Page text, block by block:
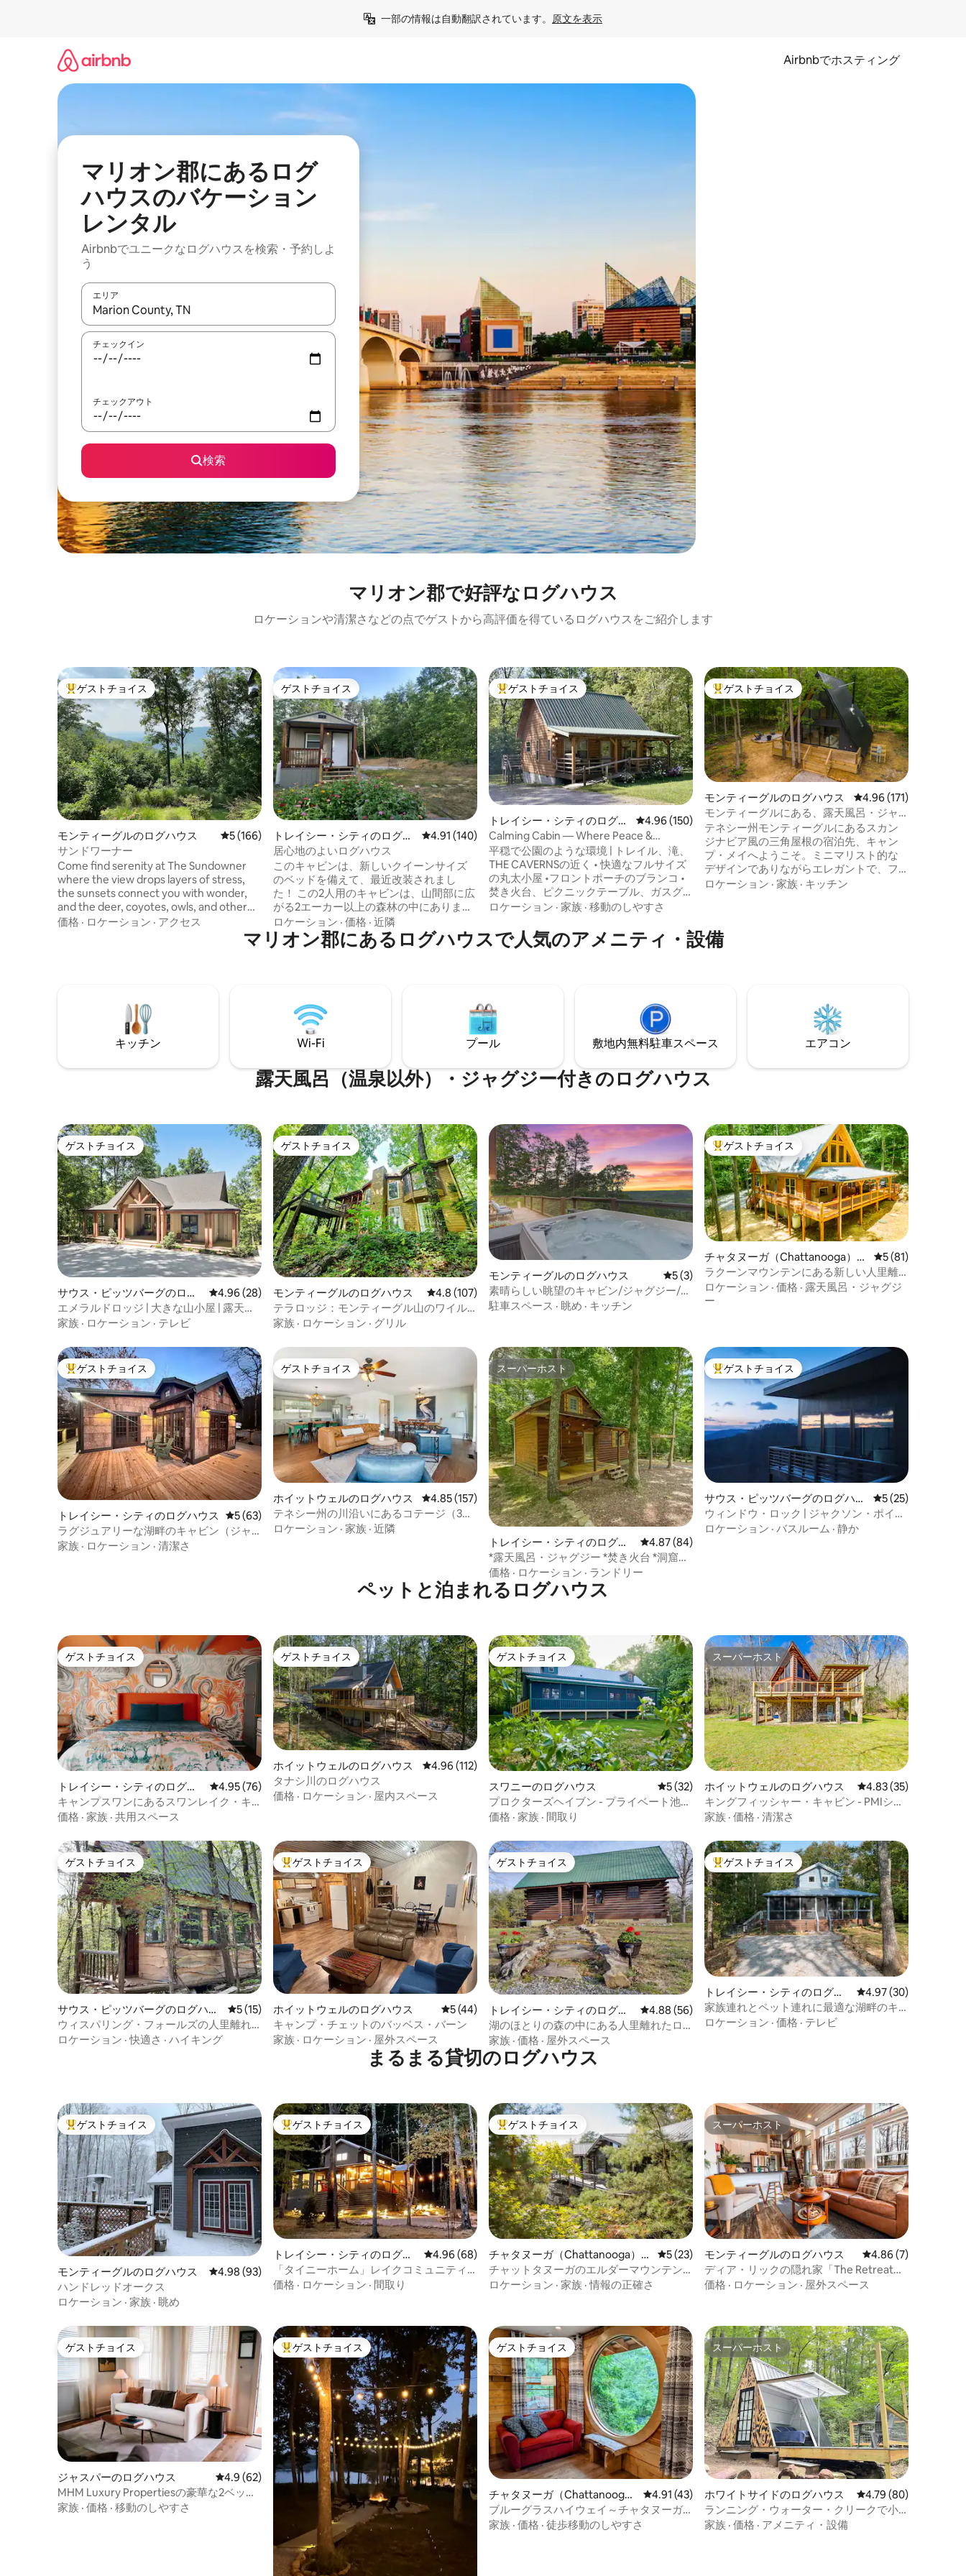
一部の情報は自動翻訳されています。 原文を表示
Airbnbでホスティング
マリオン郡にあるログ
ハウスのバケーション
レンタル
Airbnbでユニークなログハウスを検索・予約しよ
う
エリア
検索結果が表示されたら、上下の矢印キーを使って移動するか、画面をタッチまたはスワイプして検索結果を確認することができます。
チェックイン
チェックアウト
検索
マリオン郡で好評なログハウス
ロケーションや清潔さなどの点でゲストから高評価を得ているログハウスをご紹介します
大好評のゲストチョイスです。
ゲストチョイス
モンティーグルのログハウス レビュー166件、5つ星中5つ星の平均評価
5 (166)
サンドワーナー
Come find serenity at The Sundowner
where the view drops layers of stress,
the sunsets connect you with wonder,
and the deer, coyotes, owls, and other
denizens reconnect you to nature. The
Grill, firepit, washer/dryer. 20 min to The
master in loft. Toxin free.
価格 · ロケーション · アクセス
ゲストチョイス
ゲストチョイス
トレイシー・シティのログハ
ウス
レビュー140件、5つ星中4.91つ星の平均評価
4.91 (140)
居心地のよいログハウス
このキャビンは、新しいクイーンサイズ
のベッドを備えて、最近改装されまし
た！ この2人用のキャビンは、山間部に広
がる2エーカー以上の森林の中にありま
す。 このエリアには無限のハイキングト
レイルがあります... グランディ湖は丘の
すぐ下にあります... この250平方フィート
きな部屋にあります。バスルームにはシ
ャワーとトイレがあります。 Wi-Fiアクセ
スとパティオが含まれています。 （チェ
ックイン/チェックアウト時間はCST）洞
しています。申し訳ありません。
ロケーション · 価格 · 近隣
大好評のゲストチョイスです。
ゲストチョイス
トレイシー・シティのログハ
ウス
レビュー150件、5つ星中4.96つ星の平均評価
4.96 (150)
Calming Cabin — Where Peace &
Relaxation Meet You
平穏で公園のような環境 | トレイル、滝、
THE CAVERNSの近く • 快適なフルサイズ
の丸太小屋 •フロントポーチのブランコ •
焚き火台、ピクニックテーブル、ガスグ
リル • 作業員向けのお得な平日料金 • コー
グが近くにあります。 • 便利なアメニテ
ィ・設備 • 1GBインターネット/Wi-Fi •フル
ー大学から15分 • 専用駐車場、RV/ハウラ
ー用スペース • 親しみやすさと食事が近く
に
ロケーション · 家族 · 移動のしやすさ
大好評のゲストチョイスです。
ゲストチョイス
モンティーグルのログハウス レビュー171件、5つ
4.96 (171)
モンティーグルにある、露天風呂・ジャ
グジー付きのモダンな三角屋根のログハ
ウス
テネシー州モンティーグルにあるスカン
ジナビア風の三角屋根の宿泊先、キャン
プ・メイへようこそ。ミニマリスト的な
デザインでありながらエレガントで、フ
ァイアリー・ギザードのハイキングトレ
たりできます。環境に配慮した旅行者の
ために、電気自動車の充電器をご用意し
さい。このリトリートは、静かな環境の
中で贅沢さと自然を調和させています。
ロケーション · 家族 · キッチン
マリオン郡にあるログハウスで人気のアメニティ・設備
キッチン Wi-Fi プール 敷地内無料駐⁠車ス⁠ペ⁠ー⁠ス エアコン
露天風呂（温泉以外）・ジャグジー付きのログハウス
ゲストチョイス
ゲストチョイス
サウス・ピッツバーグのログ
ハウス
レビュー28件、5つ星中4.96つ星の平均評価
4.96 (28)
エメラルドロッジ | 大きな山小屋 | 露天風
呂・ジャグジー＋眺め
家族 · ロケーション · テレビ
ゲストチョイス
ゲストチョイス
モンティーグルのログハウス レビュー107件、5つ星中4.8つ星の平均評価
4.8 (107)
テラロッジ：モンティーグル山のワイル
ドラグジュアリー
家族 · ロケーション · グリル
モンティーグルのログハウス レビュー3件、5つ星中5つ星の平均評価
5 (3)
素晴らしい眺望のキャビン/ジャグジー/焚
き火台/近くに湖
駐車スペース · 眺め · キッチン
大好評のゲストチョイスです。
ゲストチョイス
チャタヌーガ（Chattanooga）の
ログハウス
レビュー81件、5
5 (81)
ラクーンマウンテンにある新しい人里離
れたログハウス
ロケーション · 価格 · 露天風呂・ジャグジ
ー
大好評のゲストチョイスです。
ゲストチョイス
トレイシー・シティのログハウス レビュー63件、5つ星中5つ星の平均評価
5 (63)
ラグジュアリーな湖畔のキャビン（ジャ
グジー＆ファイヤーピット付き）
家族 · ロケーション · 清潔さ
ゲストチョイス
ゲストチョイス
ホイットウェルのログハウス レビュー157件、5つ星中4.85つ星の平均評価
4.85 (157)
テネシー州の川沿いにあるコテージ（3エ
ーカーの敷地内にジャグジーあり）
ロケーション · 家族 · 近隣
スーパーホスト
スーパーホスト
トレイシー・シティのログハ
ウス
レビュー84件、5つ星中4.87つ星の平均評価
4.87 (84)
*露天風呂・ジャグジー *焚き火台 *洞窟や
ハイキングコースの近く！
価格 · ロケーション · ランドリー
大好評のゲストチョイスです。
ゲストチョイス
サウス・ピッツバーグのログハウ
ス
レビュー25件、5
5 (25)
ウィンドウ・ロック | ジャクソン・ポイン
ト・モダンな崖の上の隠れ家
ロケーション · バスルーム · 静か
ペットと泊まれるログハウス
ゲストチョイス
ゲストチョイス
トレイシー・シティのログハ
ウス
レビュー76件、5つ星中4.95つ星の平均評価
4.95 (76)
キャンプスワンにあるスワンレイク・キ
ャビン
価格 · 家族 · 共用スペース
ゲストチョイス
ゲストチョイス
ホイットウェルのログハウス レビュー112件、5つ星中4.96つ星の平均評価
4.96 (112)
タナシ川のログハウス
価格 · ロケーション · 屋内スペース
ゲストチョイス
ゲストチョイス
スワニーのログハウス レビュー32件、5つ星中5つ星の平均評価
5 (32)
プロクターズヘイブン - プライベート池と
崖の景色
価格 · 家族 · 間取り
スーパーホスト
スーパーホスト
ホイットウェルのログハウス レビュー35件、5つ
4.83 (35)
キングフィッシャー・キャビン - PMIシー
ニックシティのレンタル
家族 · 価格 · 清潔さ
ゲストチョイス
ゲストチョイス
サウス・ピッツバーグのログハウ
ス
レビュー15件、5つ星中5つ星の平均評価
5 (15)
ウィスパリング・フォールズの人里離れ
た隠れ家
ロケーション ·快適さ · ハイキング
大好評のゲストチョイスです。
ゲストチョイス
ホイットウェルのログハウス レビュー44件、5つ星中5つ星の平均評価
5 (44)
キャンプ・チェットのバッベス・バーン
家族 · ロケーション · 屋外スペース
ゲストチョイス
ゲストチョイス
トレイシー・シティのログハ
ウス
レビュー56件、5つ星中4.88つ星の平均評価
4.88 (56)
湖のほとりの森の中にある人里離れたロ
グハウス
家族 · 価格 · 屋外スペース
大好評のゲストチョイスです。
ゲストチョイス
トレイシー・シティのログハ
ウス
レビュー30件、5つ星
4.97 (30)
家族連れとペット連れに最適な湖畔のキ
ャビン•静かな自然の景色
ロケーション · 価格 · テレビ
まるまる貸切のログハウス
大好評のゲストチョイスです。
ゲストチョイス
モンティーグルのログハウス レビュー93件、5つ星中4.98つ星の平均評価
4.98 (93)
ハンドレッドオークス
ロケーション · 家族 · 眺め
大好評のゲストチョイスです。
ゲストチョイス
トレイシー・シティのログハ
ウス
レビュー68件、5つ星中4.96つ星の平均評価
4.96 (68)
「タイニーホーム」レイクコミュニティ
の広々とした宿泊先
価格 · ロケーション · 間取り
大好評のゲストチョイスです。
ゲストチョイス
チャタヌーガ（Chattanooga）の
ログハウス
レビュー23件、5つ星中5つ星の平均評価
5 (23)
チャットタヌーガのエルダーマウンテン
の崖の上にある隠れ家を訪れよう
ロケーション · 家族 ·情報の正確さ
スーパーホスト
スーパーホスト
モンティーグルのログハウス レビュー7件、5つ星
4.86 (7)
ディア・リックの隠れ家「The Retreat」
で月桂樹に囲まれて過ごすひととき
価格 · ロケーション · 屋外スペース
ゲストチョイス
ゲストチョイス
ジャスパーのログハウス レビュー62件、5つ星中4.9つ星の平均評価
4.9 (62)
MHM Luxury Propertiesの豪華な2ベッド
ルームキャビンC
家族 · 価格 · 移動のしやすさ
大好評のゲストチョイスです。
ゲストチョイス ゲストチョイス
ゲストチョイス
チャタヌーガ（Chattanoog
a）のログハウス
レビュー43件、5つ星中4.91つ星の平均評価
4.91 (43)
ブルーグラスハイウェイ～チャタヌーガ
のダウンタウンまで約13キロ
家族 · 価格 · 徒歩移動のしやすさ
スーパーホスト
スーパーホスト
ホワイトサイドのログハウス レビュー80件、5つ星
4.79 (80)
ランニング・ウォーター・クリークで小
さな三角屋根のグランピング
家族 · 価格 · アメニティ・設備